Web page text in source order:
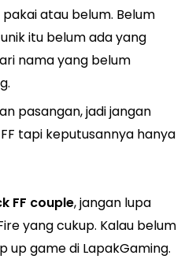
atau belum. Belum
itu belum ada yang
namayang belum
pasangan, jadi jangan
tapi keputusannya hanya
FF couple, jangan lupa
yang cukup. Kalau belum
up game di LapakGaming.